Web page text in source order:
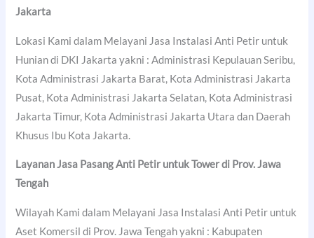
Jakarta
Lokasi Kami dalam Melayani Jasa Instalasi Anti Petir untuk
Hunian di DKI Jakarta yakni : Administrasi Kepulauan Seribu,
Kota Administrasi Jakarta Barat, Kota Administrasi Jakarta
Pusat, Kota Administrasi Jakarta Selatan, Kota Administrasi
Jakarta Timur, Kota Administrasi Jakarta Utara dan Daerah
Khusus Ibu Kota Jakarta.
Layanan Jasa Pasang Anti Petir untuk Tower di Prov. Jawa
Tengah
Wilayah Kami dalam Melayani Jasa Instalasi Anti Petir untuk
Aset Komersil di Prov. Jawa Tengah yakni : Kabupaten